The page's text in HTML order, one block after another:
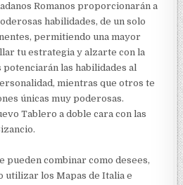
Romanos proporcionarán a
habilidades, de un solo
permitiendo una mayor
tu estrategia y alzarte con la
las habilidades al
mientras que otros te
únicas muy poderosas.
Tablero a doble cara con las
pueden combinar como desees,
los Mapas de Italia e